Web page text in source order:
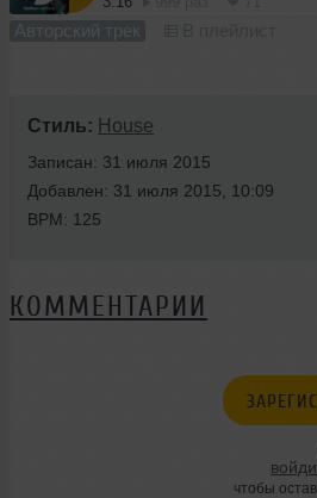
Авторский трек
Стиль: House
Записан: 31 июля 2015
Добавлен: 31 июля 2015, 10:09
BPM: 125
КОММЕНТАРИИ
чтобы